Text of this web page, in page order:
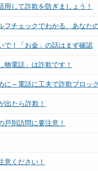
用して詐欺を防ぎましょう！
フチェックでわかる、あなた
で！「お金」の話はまず確認
物電話」は詐欺です！
に～電話に工夫で詐欺ブロッ
出たら詐欺！
戸別訪問に要注意！
意ください！